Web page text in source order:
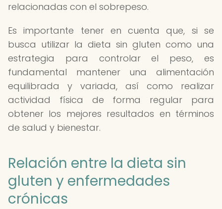
relacionadas con el sobrepeso.
Es importante tener en cuenta que, si se
busca utilizar la dieta sin gluten como una
estrategia para controlar el peso, es
fundamental mantener una alimentación
equilibrada y variada, así como realizar
actividad física de forma regular para
obtener los mejores resultados en términos
de salud y bienestar.
Relación entre la dieta sin
gluten y enfermedades
crónicas